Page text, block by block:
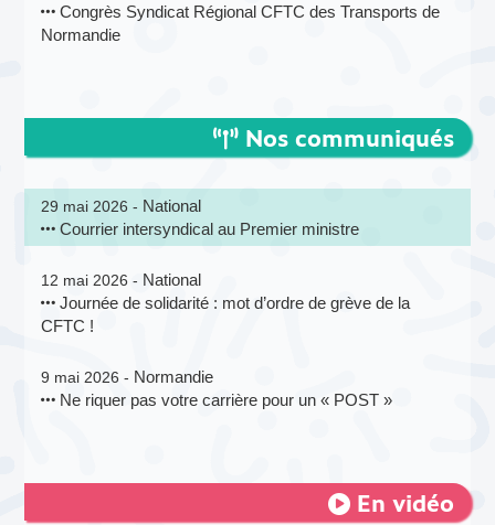
Congrès Syndicat Régional CFTC des Transports de
Normandie
Nos communiqués
29 mai 2026 - National
Courrier intersyndical au Premier ministre
12 mai 2026 - National
Journée de solidarité : mot d’ordre de grève de la
CFTC !
9 mai 2026 - Normandie
Ne riquer pas votre carrière pour un « POST »
En vidéo